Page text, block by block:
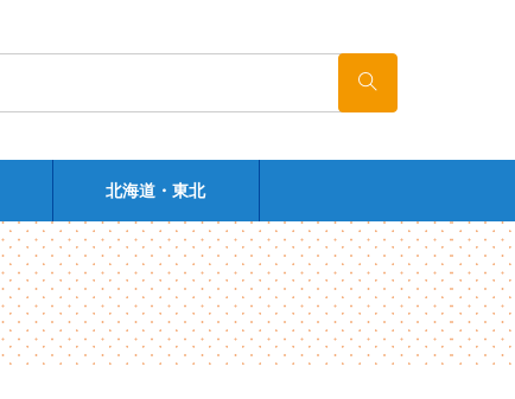
北海道・東北